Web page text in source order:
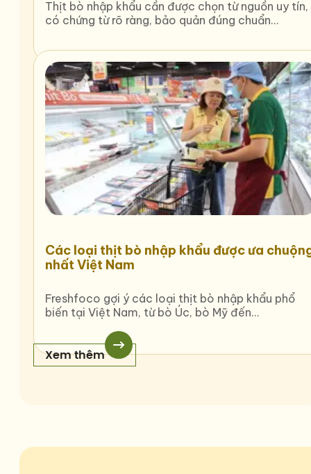
Thịt bò nhập khẩu cần được chọn từ nguồn uy tín,
có chứng từ rõ ràng, bảo quản đúng chuẩn…
Các loại thịt bò nhập khẩu được ưa
nhất Việt Nam
Freshfoco gợi ý các loại thịt bò nhập khẩu phổ
biến tại Việt Nam, từ bò Úc, bò Mỹ đến…
Xem thêm